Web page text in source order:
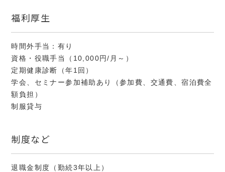
福利厚生
時間外手当：有り
資格・役職手当（10,000円/月～）
定期健康診断（年1回）
学会、セミナー参加補助あり（参加費、交通費、宿泊費全
額負担）
制服貸与
制度など
退職金制度（勤続3年以上）